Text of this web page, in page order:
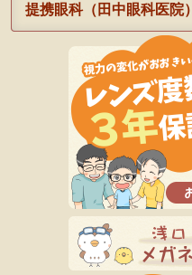
提携眼科（田中眼科医院）